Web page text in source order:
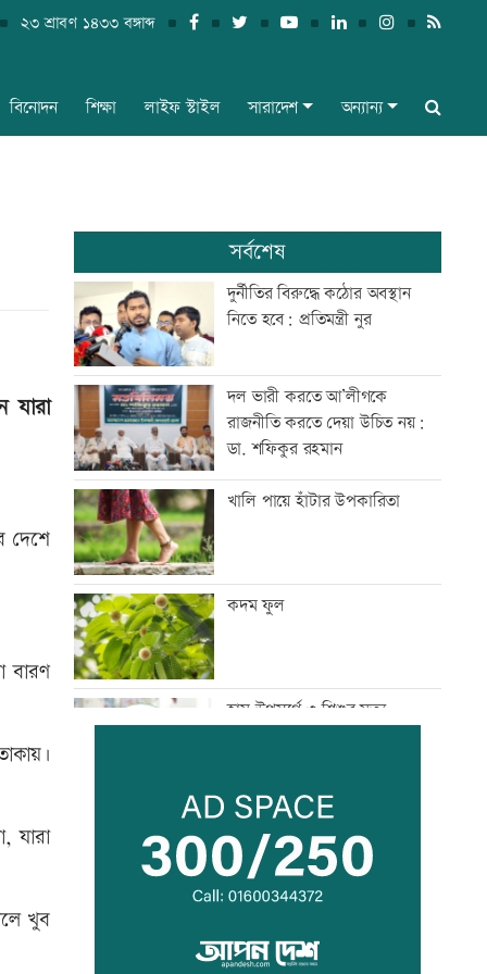
২৩ শ্রাবণ ১৪৩৩ বঙ্গাব্দ
বিনোদন শিক্ষা লাইফ স্টাইল সারাদেশ অন্যান্য
যারা
দেশে
বারণ
যারা
খুব
সর্বশেষ
দুর্নীতির বিরুদ্ধে কঠোর অবস্থান
নিতে হবে: প্রতিমন্ত্রী নুর
দল ভারী করতে আ’লীগকে
রাজনীতি করতে দেয়া উচিত নয়:
ডা. শফিকুর রহমান
খালি পায়ে হাঁটার উপকারিতা
কদম ফুল
হাম উপসর্গে ৩ শিশুর মৃত্যু
সরকার গণমাধ্যমে সুস্থ-টেকসই
পরিবেশ নিশ্চিত করতে চায়:
তথ্যমন্ত্রী
টাওয়াজ শোনা যায়: স্বরাষ্ট্রমন্ত্রী